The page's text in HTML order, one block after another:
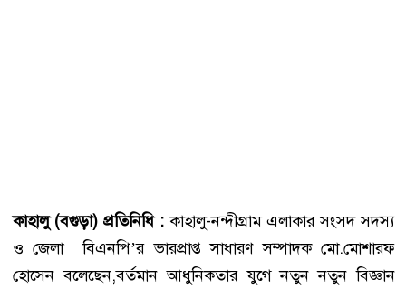
কাহালু (বগুড়া) প্রতিনিধি : কাহালু-নন্দীগ্রাম এলাকার সংসদ সদস্য
ও জেলা বিএনপি’র ভারপ্রাপ্ত সাধারণ সম্পাদক মো.মোশারফ
হোসেন বলেছেন,বর্তমান আধুনিকতার যুগে নতুন নতুন বিজ্ঞান